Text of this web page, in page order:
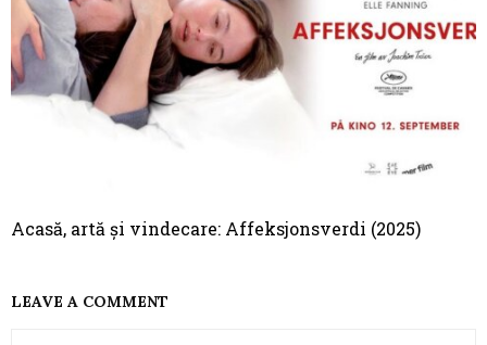
Acasă, artă și vindecare: Affeksjonsverdi (2025)
LEAVE A COMMENT